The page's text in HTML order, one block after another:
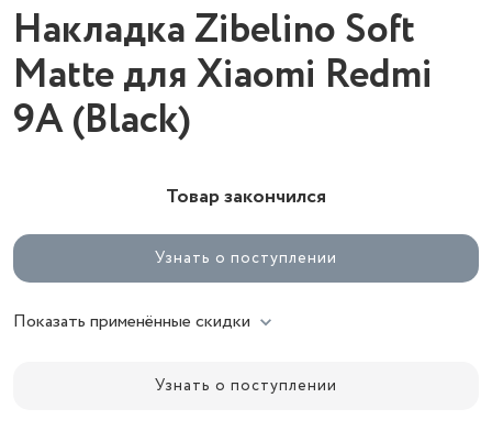
Накладка Zibelino Soft
Matte для Xiaomi Redmi
9A (Black)
Товар закончился
Узнать о поступлении
Показать применённые скидки
Узнать о поступлении